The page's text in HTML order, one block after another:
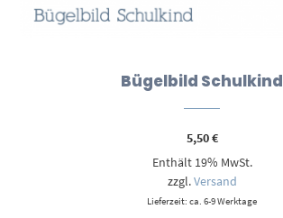
Bügelbild Schulkind
5,50€
Enthält 19% MwSt.
zzgl.Versand
Lieferzeit: ca. 6-9 Werktage